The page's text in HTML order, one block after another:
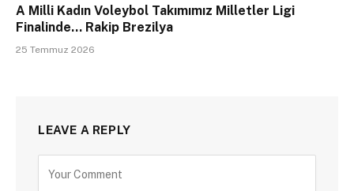
A Milli Kadın Voleybol Takımımız Milletler Ligi
Finalinde… Rakip Brezilya
25 Temmuz 2026
LEAVE A REPLY